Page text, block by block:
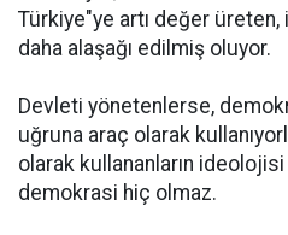
Türkiye"ye artı değer üreten,
daha alaşağı edilmiş oluyor.
Devleti yönetenlerse,
uğruna araç olarak
olarak kullananların
demokrasi hiç olmaz.